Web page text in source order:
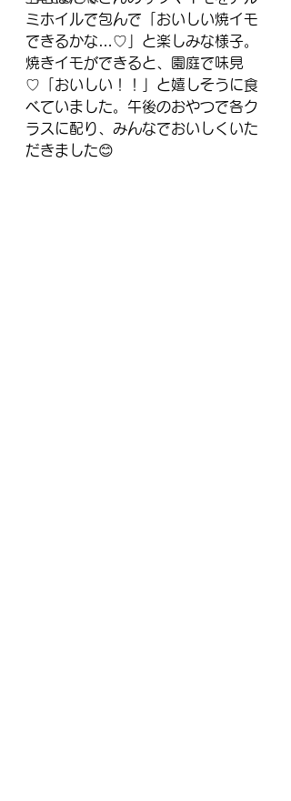
ミホイルで包んで「おいしい焼イモ
できるかな…♡」と楽しみな様子。
焼きイモができると、園庭で味見
♡「おいしい！！」と嬉しそうに食
べていました。午後のおやつで各ク
ラスに配り、みんなでおいしくいた
だきました😊